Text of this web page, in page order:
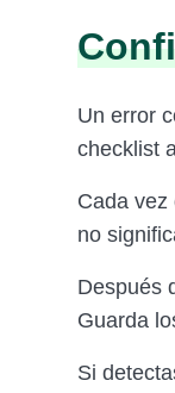
Un error
checklist
Cada vez
no
Después
Guarda
Si